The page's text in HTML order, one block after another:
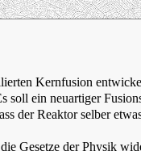
Kernfusion
soll ein neuartiger
der Reaktor selber
Gesetze der Physik